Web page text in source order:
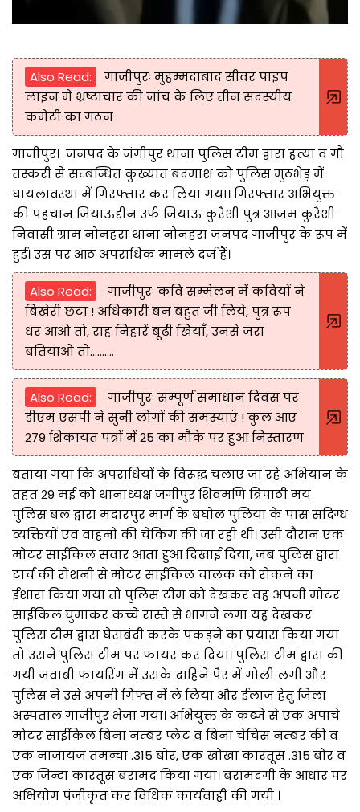
Also Read:
गाजीपुरः मुहम्मदाबाद सीवर पाइप
लाइन में भ्रष्टाचार की जांच के लिए तीन सदस्यीय
कमेटी का गठन
गाजीपुर। जनपद के जंगीपुर थाना पुलिस टीम द्वारा हत्या व गौ
तस्करी से सम्बन्धित कुख्यात बदमाश को पुलिस मुठभेड़ में
घायलावस्था में गिरफ्तार कर लिया गया। गिरफ्तार अभियुक्त
की पहचान जियाऊद्दीन उर्फ जियाऊ कुरैशी पुत्र आजम कुरैशी
निवासी ग्राम नोनहरा थाना नोनहरा जनपद गाजीपुर के रूप में
हुई। उस पर आठ अपराधिक मामले दर्ज हैं।
Also Read:
गाजीपुरः कवि सम्मेलन में कवियों ने
बिखेरी छटा ! अधिकारी बन बहुत जी लिये, पुत्र रूप
धर आओ तो, राह निहारें बूढ़ी खियाॅं, उनसे जरा
बतियाओ तो..........
Also Read:
गाजीपुरः सम्पूर्ण समाधान दिवस पर
डीएम एसपी ने सुनी लोगों की समस्याएं ! कुल आए
279 शिकायत पत्रों में 25 का मौके पर हुआ निस्तारण
बताया गया कि अपराधियों के विरूद्ध चलाए जा रहे अभियान के
तहत 29 मई को थानाध्यक्ष जंगीपुर शिवमणि त्रिपाठी मय
पुलिस बल द्वारा मदारपुर मार्ग के बघोल पुलिया के पास संदिग्ध
व्यक्तियों एवं वाहनों की चेकिंग की जा रही थी। उसी दौरान एक
मोटर साईकिल सवार आता हुआ दिखाई दिया, जब पुलिस द्वारा
टार्च की रोशनी से मोटर साईकिल चालक को रोकने का
ईशारा किया गया तो पुलिस टीम को देखकर वह अपनी मोटर
साईकिल घुमाकर कच्चे रास्ते से भागने लगा यह देखकर
पुलिस टीम द्वारा घेराबंदी करके पकड़ने का प्रयास किया गया
तो उसने पुलिस टीम पर फायर कर दिया। पुलिस टीम द्वारा की
गयी जवाबी फायरिंग में उसके दाहिने पैर में गोली लगी और
पुलिस ने उसे अपनी गिफ्त में ले लिया और ईलाज हेतु जिला
अस्पताल गाजीपुर भेजा गया। अभियुक्त के कब्जे से एक अपाचे
मोटर साईकिल बिना नम्बर प्लेट व बिना चेचिस नम्बर की व
एक नाजायज तमन्चा .315 बोर, एक खोखा कारतूस .315 बोर व
एक जिन्दा कारतूस बरामद किया गया। बरामदगी के आधार पर
अभियोग पंजीकृत कर विधिक कार्यवाही की गयी ।